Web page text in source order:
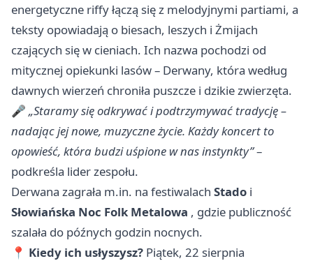
energetyczne riffy łączą się z melodyjnymi partiami, a
teksty opowiadają o biesach, leszych i Żmijach
czających się w cieniach. Ich nazwa pochodzi od
mitycznej opiekunki lasów – Derwany, która według
dawnych wierzeń chroniła puszcze i dzikie zwierzęta.
🎤 „Staramy się odkrywać i podtrzymywać tradycję –
nadając jej nowe, muzyczne życie. Każdy koncert to
opowieść, która budzi uśpione w nas instynkty”–
podkreśla lider zespołu.
Derwana zagrała m.in. na festiwalach Stado i
Słowiańska Noc Folk Metalowa , gdzie publiczność
szalała do późnych godzin nocnych.
📍 Kiedy ich usłyszysz? Piątek, 22 sierpnia